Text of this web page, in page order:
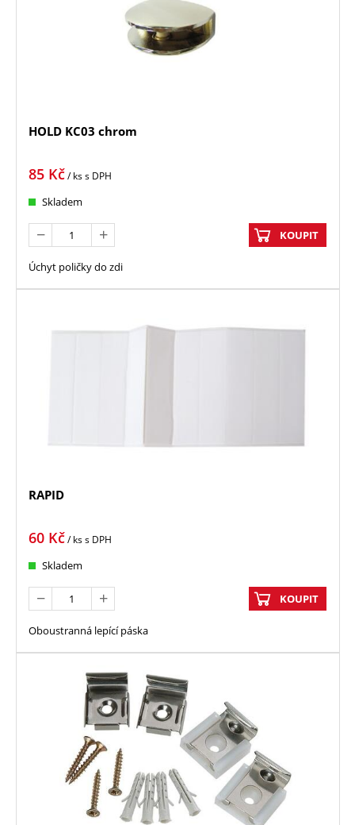
HOLD KC03 chrom
85 Kč/ kss DPH
Skladem
KOUPIT
Úchyt poličky do zdi
RAPID
60 Kč/ kss DPH
Skladem
KOUPIT
Oboustranná lepící páska